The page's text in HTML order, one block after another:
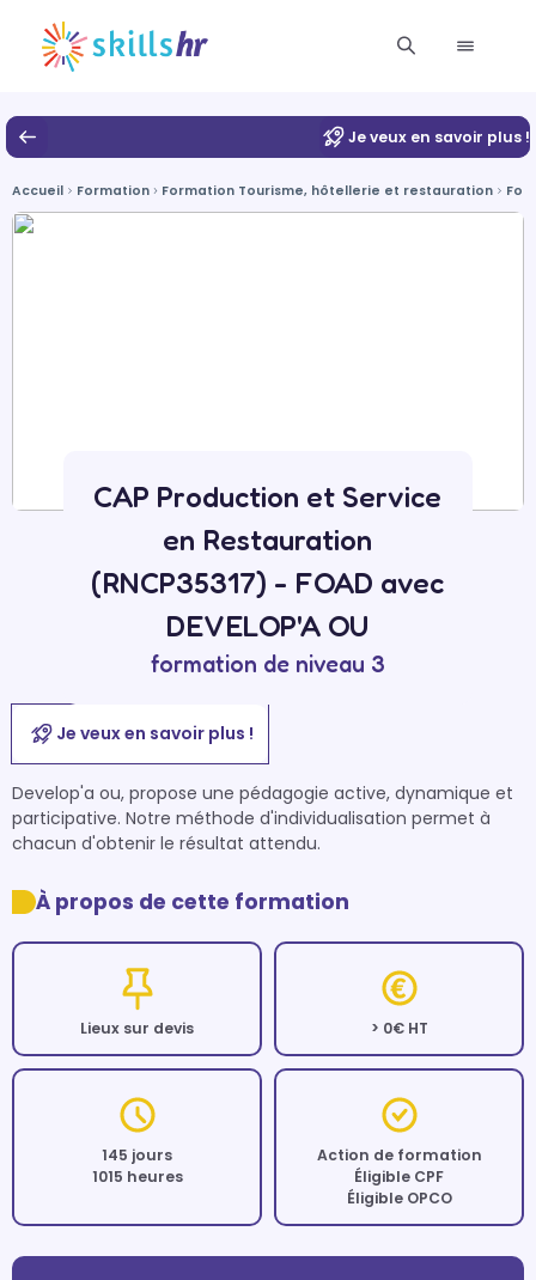
Je veux en savoir plus !
Accueil Formation Formation Tourisme, hôtellerie et restauration
CAP Production et Service
en Restauration
(RNCP35317) - FOAD avec
DEVELOP'A OU
formation de niveau 3
Je veux en savoir plus !
Develop'a ou, propose une pédagogie active, dynamique et
participative. Notre méthode d'individualisation permet à
chacun d'obtenir le résultat attendu.
À propos de cette formation
Lieux sur devis > 0€ HT
145 jours
1015 heures
Action de formation
Éligible CPF
Éligible OPCO